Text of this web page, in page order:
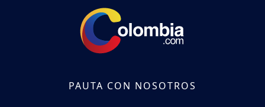
PAUTA CON NOSOTROS